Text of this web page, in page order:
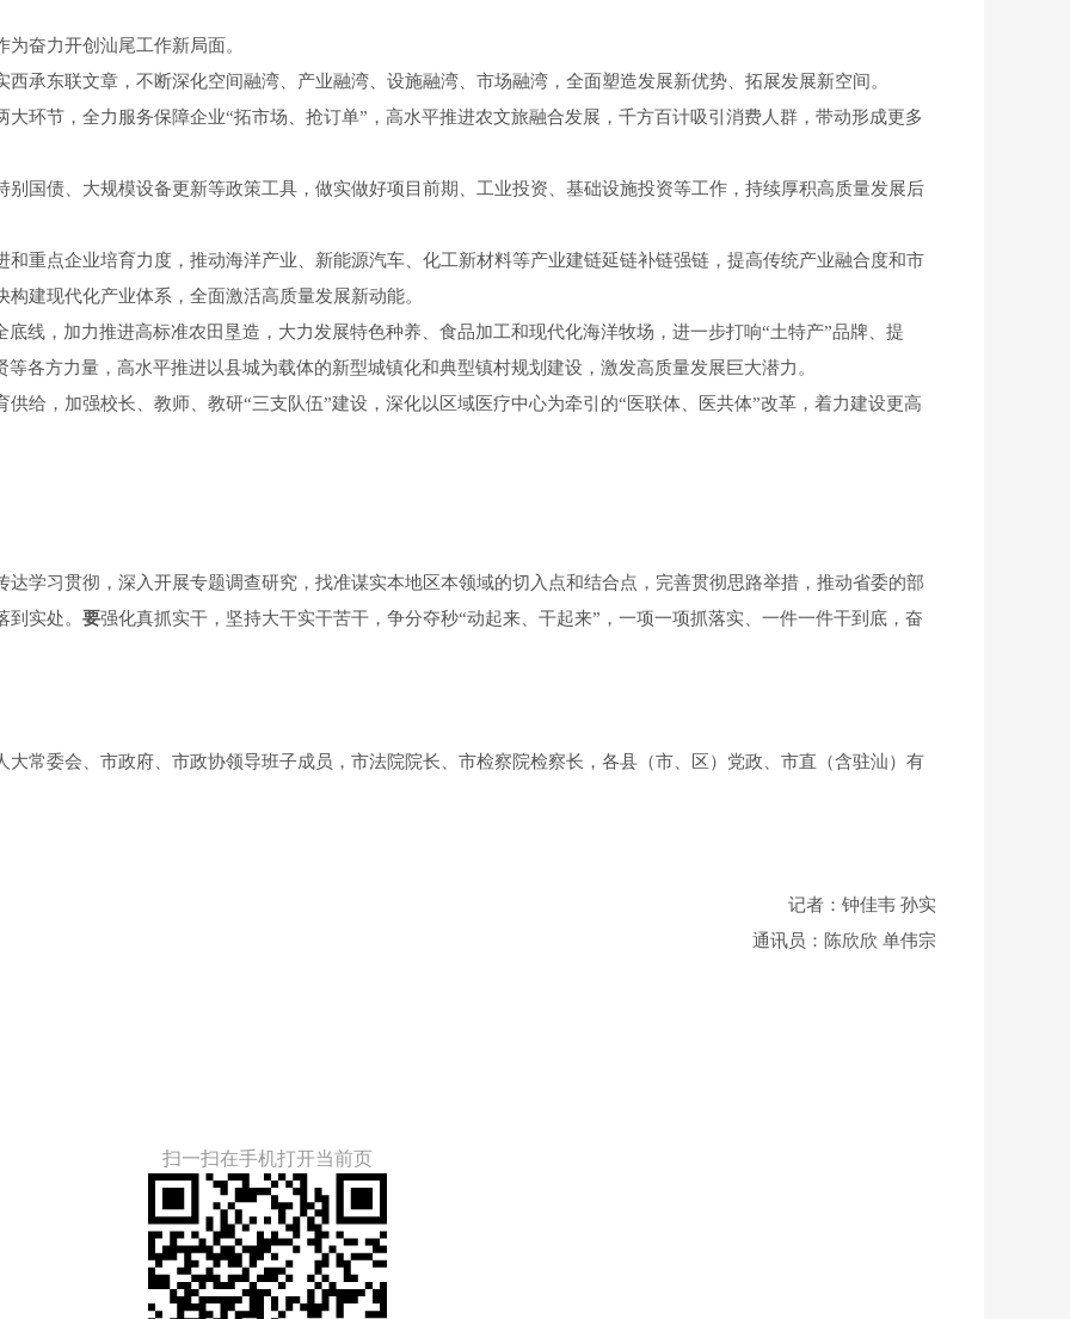
奋力开创汕尾工作新局面。
承东联文章，不断深化空间融湾、产业融湾、设施融湾、市场融湾，全面塑造发展新优势、拓展发展新空间。
环节，全力服务保障企业“拓市场、抢订单”，高水平推进农文旅融合发展，千方百计吸引消费人群，带动形成更多
国债、大规模设备更新等政策工具，做实做好项目前期、工业投资、基础设施投资等工作，持续厚积高质量发展后
重点企业培育力度，推动海洋产业、新能源汽车、化工新材料等产业建链延链补链强链，提高传统产业融合度和市
建现代化产业体系，全面激活高质量发展新动能。
线，加力推进高标准农田垦造，大力发展特色种养、食品加工和现代化海洋牧场，进一步打响“土特产”品牌、提
各方力量，高水平推进以县城为载体的新型城镇化和典型镇村规划建设，激发高质量发展巨大潜力。
给，加强校长、教师、教研“三支队伍”建设，深化以区域医疗中心为牵引的“医联体、医共体”改革，着力建设更高
达学习贯彻，深入开展专题调查研究，找准谋实本地区本领域的切入点和结合点，完善贯彻思路举措，推动省委的部
实处。 要强化真抓实干，坚持大干实干苦干，争分夺秒“动起来、干起来”，一项一项抓落实、一件一件干到底，奋
委会、市政府、市政协领导班子成员，市法院院长、市检察院检察长，各县（市、区）党政、市直（含驻汕）有
记者：钟佳韦 孙实
通讯员：陈欣欣 单伟宗
扫一扫在手机打开当前页